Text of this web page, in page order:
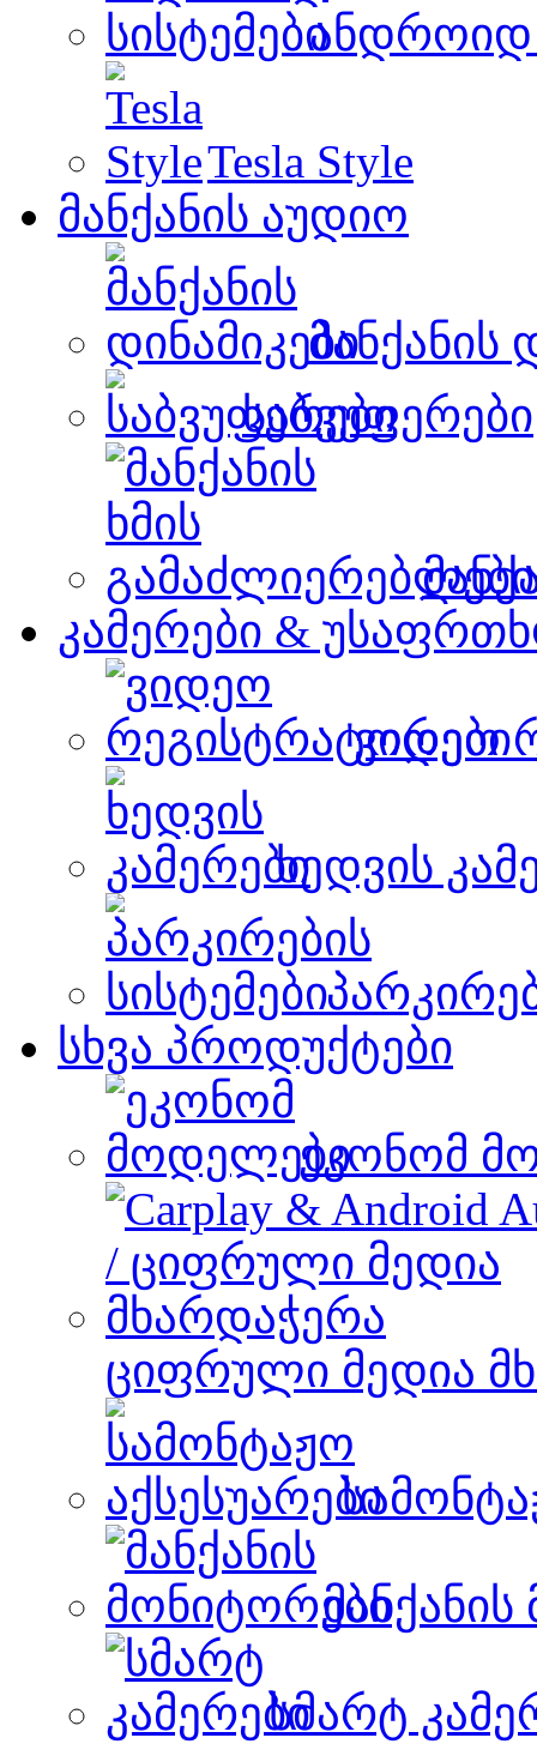
ანდროიდ
Tesla Style
მანქანის აუდიო
მანქანის
საბვუფერები
კამერები &
ვიდეო
ხედვის
სხვა პროდუქტები
ეკონომ
ციფრული მედია
სმარტ